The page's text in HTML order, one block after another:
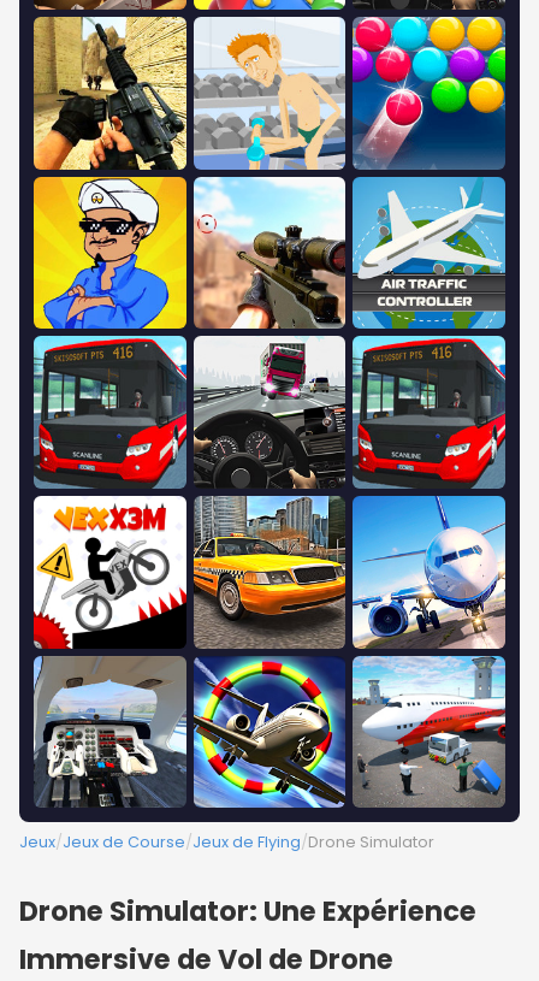
Jeux/Jeux de Course/Jeux de Flying/Drone Simulator
Drone Simulator: Une Expérience
Immersive de Vol de Drone